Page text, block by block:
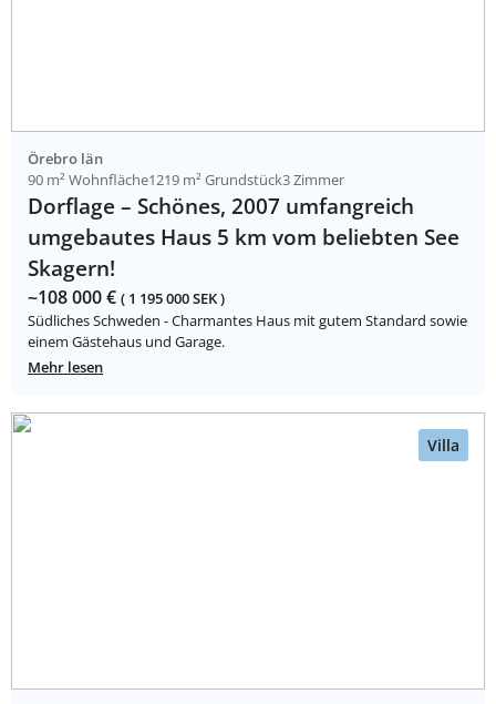
Örebro län
90 m² Wohnfläche1219 m² Grundstück3 Zimmer
Dorflage – Schönes, 2007 umfangreich
umgebautes Haus 5 km vom beliebten See
Skagern!
~108 000 € ( 1 195 000 SEK )
Südliches Schweden - Charmantes Haus mit gutem Standard sowie
einem Gästehaus und Garage.
Mehr lesen
Villa